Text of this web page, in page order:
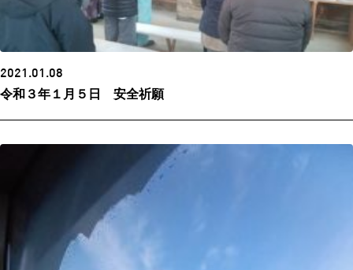
2021.01.08
令和３年１月５日 安全祈願